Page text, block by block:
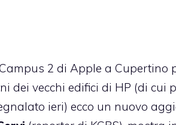
2 di Apple a Cupertino
dei vecchi edifici di HP (di cui
ieri) ecco un nuovo